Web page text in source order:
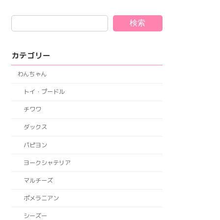
検索
カテゴリー
わんちゃん
トイ・プードル
チワワ
ダックス
パピヨン
ヨークシャテリア
マルチーズ
ポメラニアン
シーズー